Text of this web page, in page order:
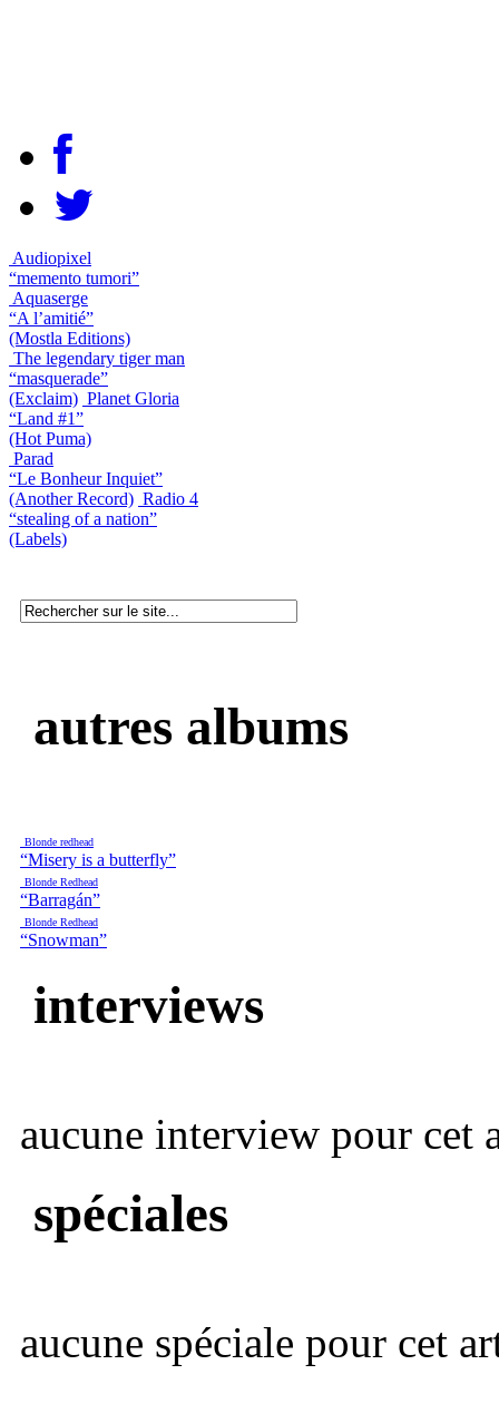
Audiopixel
“memento tumori”
Aquaserge
“A l’amitié”
(Mostla Editions)
The legendary tiger man
“masquerade”
(Exclaim) Planet Gloria
“Land #1”
(Hot Puma)
Parad
“Le Bonheur Inquiet”
(Another Record) Radio 4
“stealing of a nation”
(Labels)
autres albums
Blonde redhead
“Misery is a butterfly”
Blonde Redhead
“Barragán”
Blonde Redhead
“Snowman”
interviews
aucune interview pour cet
spéciales
aucune spéciale pour cet